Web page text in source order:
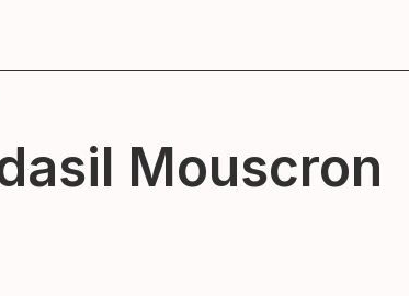
Mouscron